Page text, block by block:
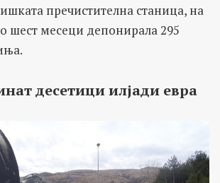
пречистителна станица, на
шест месеци депонирала 295
десетици илјади евра